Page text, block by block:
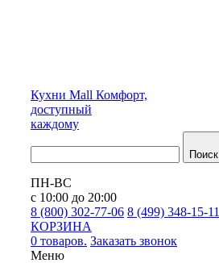
Кухни Mall Комфорт,
доступный
каждому
Поиск
ПН-ВС
с 10:00 до 20:00
8 (800) 302-77-06 8 (499) 348-15-11
КОРЗИНА
0 товаров. Заказать звонок
Меню